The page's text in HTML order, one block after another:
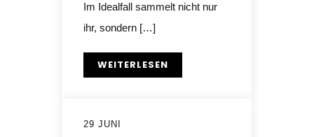
Im Idealfall sammelt nicht nur
ihr, sondern […]
WEITERLESEN
29 JUNI